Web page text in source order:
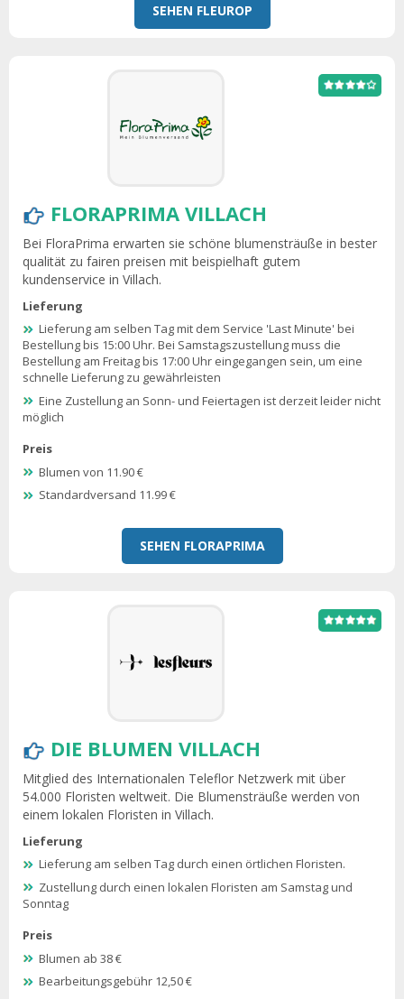
SEHEN FLEUROP
FLORAPRIMA VILLACH
Bei FloraPrima erwarten sie schöne blumensträuße in bester
qualität zu fairen preisen mit beispielhaft gutem
kundenservice in Villach.
Lieferung
Lieferung am selben Tag mit dem Service 'Last Minute' bei
Bestellung bis 15:00 Uhr. Bei Samstagszustellung muss die
Bestellung am Freitag bis 17:00 Uhr eingegangen sein, um eine
schnelle Lieferung zu gewährleisten
Eine Zustellung an Sonn- und Feiertagen ist derzeit leider nicht
möglich
Preis
Blumen von 11.90 €
Standardversand 11.99 €
SEHEN FLORAPRIMA
DIE BLUMEN VILLACH
Mitglied des Internationalen Teleflor Netzwerk mit über
54.000 Floristen weltweit. Die Blumensträuße werden von
einem lokalen Floristen in Villach.
Lieferung
Lieferung am selben Tag durch einen örtlichen Floristen.
Zustellung durch einen lokalen Floristen am Samstag und
Sonntag
Preis
Blumen ab 38 €
Bearbeitungsgebühr 12,50 €